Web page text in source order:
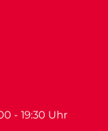
- 19:30 Uhr